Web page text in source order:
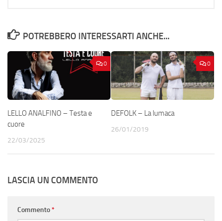
POTREBBERO INTERESSARTI ANCHE...
0
LELLO ANALFINO – Testa e
cuore
22/03/2025
0
DEFOLK – La lumaca
26/01/2019
LASCIA UN COMMENTO
Commento*